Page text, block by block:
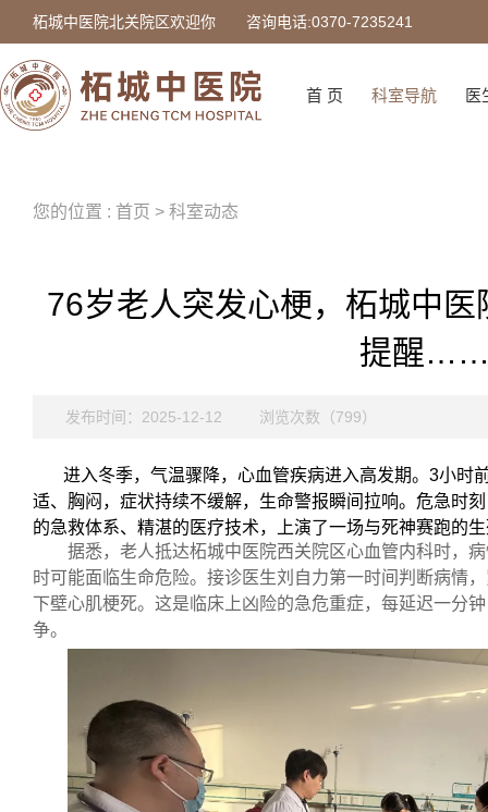
柘城中医院北关院区欢迎你 咨询电话:0370-7235241
首 页 科室导航 医
您的位置 : 首页 > 科室动态
76岁老人突发心梗，柘城中
提醒
发布时间：2025-12-12 浏览次数（799）
进入冬季，气温骤降，心血管疾病进入高发期。3小时
适、胸闷，症状持续不缓解，生命警报瞬间拉响。危急时
的急救体系、精湛的医疗技术，上演了一场与死神赛跑的
据悉，老人抵达柘城中医院西关院区心血管内科时，
时可能面临生命危险。接诊医生刘自力第一时间判断病情
下壁心肌梗死。这是临床上凶险的急危重症，每延迟一分
争。